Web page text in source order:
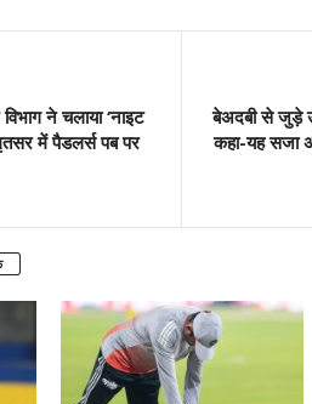
ने चलाया ‘नाइट
में पैडलर्स पब पर
बेअदबी से जुड़े
कहा-यह सजा